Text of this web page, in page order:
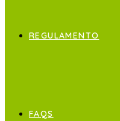
REGULAMENTO
FAQS